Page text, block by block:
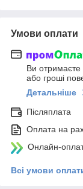
Умови оплати
Ви
або гроші
Детальніше
Післяплата
Оплата на
Онлайн-
Всі умови